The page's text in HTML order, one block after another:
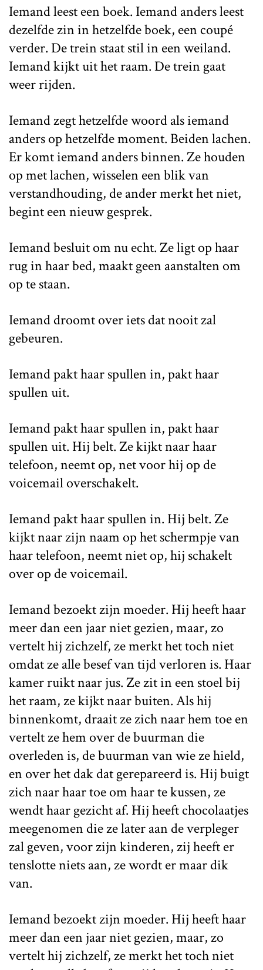
Iemand leest een boek. Iemand anders leest
dezelfde zin in hetzelfde boek, een coupé
verder. De trein staat stil in een weiland.
Iemand kijkt uit het raam. De trein gaat
weer rijden.
Iemand zegt hetzelfde woord als iemand
anders op hetzelfde moment. Beiden lachen.
Er komt iemand anders binnen. Ze houden
op met lachen, wisselen een blik van
verstandhouding, de ander merkt het niet,
begint een nieuw gesprek.
Iemand besluit om nu echt. Ze ligt op haar
rug in haar bed, maakt geen aanstalten om
op te staan.
Iemand droomt over iets dat nooit zal
gebeuren.
Iemand pakt haar spullen in, pakt haar
spullen uit.
Iemand pakt haar spullen in, pakt haar
spullen uit. Hij belt. Ze kijkt naar haar
telefoon, neemt op, net voor hij op de
voicemail overschakelt.
Iemand pakt haar spullen in. Hij belt. Ze
kijkt naar zijn naam op het schermpje van
haar telefoon, neemt niet op, hij schakelt
over op de voicemail.
Iemand bezoekt zijn moeder. Hij heeft haar
meer dan een jaar niet gezien, maar, zo
vertelt hij zichzelf, ze merkt het toch niet
omdat ze alle besef van tijd verloren is. Haar
kamer ruikt naar jus. Ze zit in een stoel bij
het raam, ze kijkt naar buiten. Als hij
binnenkomt, draait ze zich naar hem toe en
vertelt ze hem over de buurman die
overleden is, de buurman van wie ze hield,
en over het dak dat gerepareerd is. Hij buigt
zich naar haar toe om haar te kussen, ze
wendt haar gezicht af. Hij heeft chocolaatjes
meegenomen die ze later aan de verpleger
zal geven, voor zijn kinderen, zij heeft er
tenslotte niets aan, ze wordt er maar dik
van.
Iemand bezoekt zijn moeder. Hij heeft haar
meer dan een jaar niet gezien, maar, zo
vertelt hij zichzelf, ze merkt het toch niet